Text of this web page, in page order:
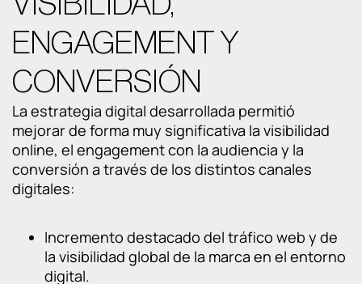
ENGAGEMENT Y
CONVERSIÓN
La estrategia digital desarrollada permitió
mejorar de forma muy significativa la visibilidad
online, el engagement con la audiencia y la
conversión a través de los distintos canales
digitales:
Incremento destacado del tráfico web y de
la visibilidad global de la marca en el entorno
digital.